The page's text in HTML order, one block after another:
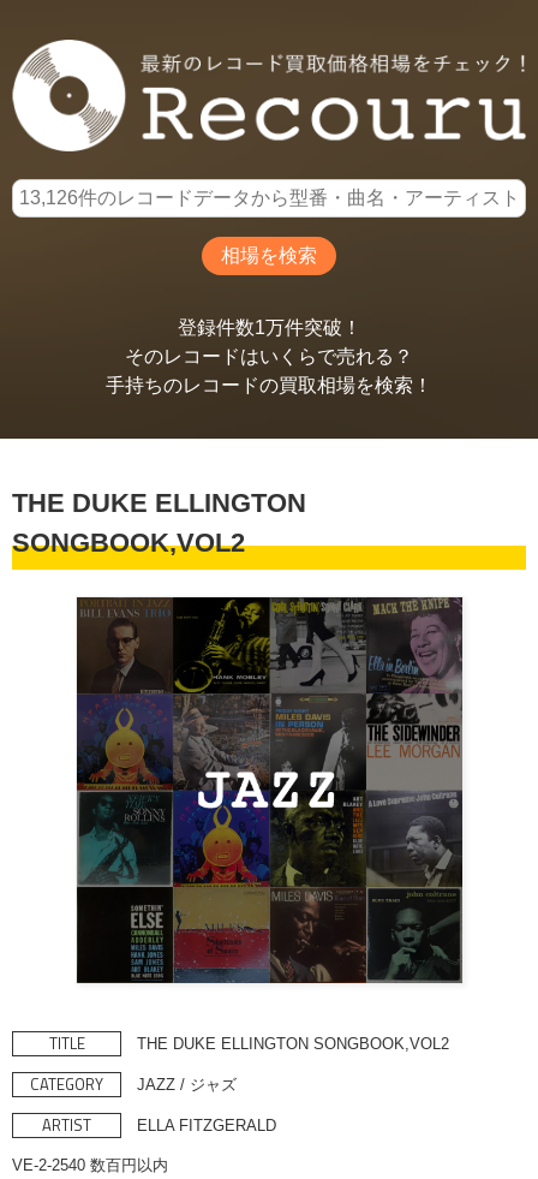
登録件数1万件突破！
そのレコードはいくらで売れる？
手持ちのレコードの買取相場を検索！
THE DUKE ELLINGTON
SONGBOOK,VOL2
TITLE THE DUKE ELLINGTON SONGBOOK,VOL2
CATEGORY JAZZ / ジャズ
ARTIST ELLA FITZGERALD
VE-2-2540 数百円以内